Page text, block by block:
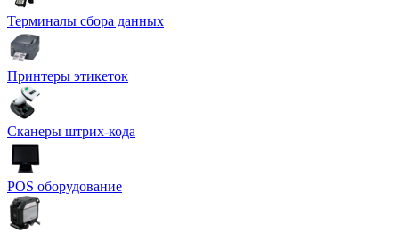
Терминалы сбора данных
Принтеры этикеток
Сканеры штрих-кода
POS оборудование